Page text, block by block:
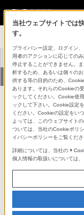
プロフェッショナ
トップ 商
アプリケーションソ
フトウェア
機器アッ
ァームウ
アプリケ
モニター色温
Adjustment）
バージョンアッ
当社ウェブサイトでは
す。
プライバシー設定、ログイン
用者のアクションに応じての
停止することができません。
析するため、あるいは個々の
供する等の目的のため、
あります。それらのCookieの
ックしてください。Cookie使
ックして下さい。Cookie設定
ください。Cookieの設定をい
よっては、このウェブサイト
ついては、当社のCookieポリ
イバシーポリシーをご覧くださ
詳細については、当社の
個人情報の取扱いについては、